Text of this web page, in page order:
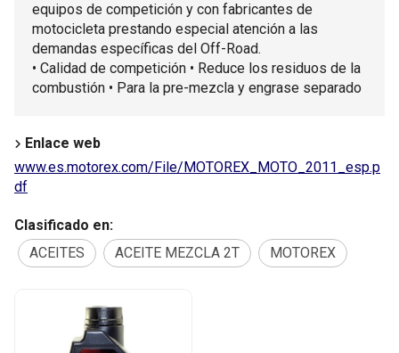
equipos de competición y con fabricantes de
motocicleta prestando especial atención a las
demandas específicas del Off-Road.
• Calidad de competición • Reduce los residuos de la
combustión • Para la pre-mezcla y engrase separado
Enlace web
www.es.motorex.com/File/MOTOREX_MOTO_2011_esp.p
df
Clasificado en:
ACEITES
ACEITE MEZCLA 2T MOTOREX